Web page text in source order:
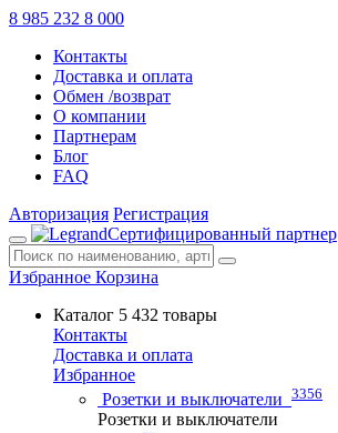
8 985 232 8 000
Контакты
Доставка и оплата
Обмен /возврат
О компании
Партнерам
Блог
FAQ
Авторизация Регистрация
Сертифицированный партнер
Избранное Корзина
Каталог 5 432 товары
Контакты
Доставка и оплата
Избранное
Розетки и выключатели 3356
Розетки и выключатели